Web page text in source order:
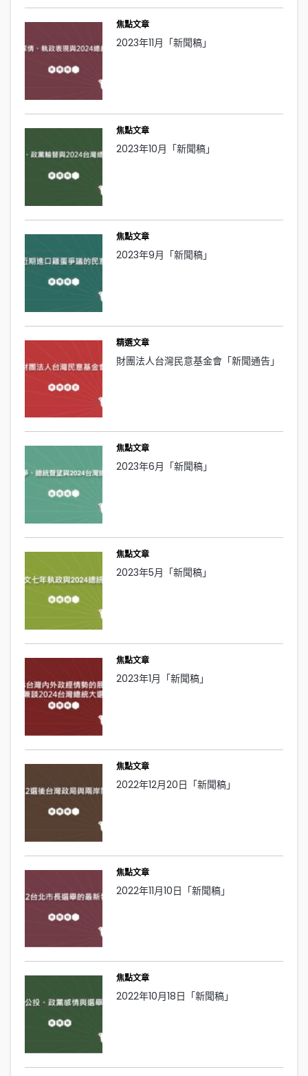
焦點文章
2023年11月「新聞稿」
焦點文章
2023年10月「新聞稿」
焦點文章
2023年9月「新聞稿」
精選文章
財團法人台灣民意基金會「新聞通告」
焦點文章
2023年6月「新聞稿」
焦點文章
2023年5月「新聞稿」
焦點文章
2023年1月「新聞稿」
焦點文章
2022年12月20日「新聞稿」
焦點文章
2022年11月10日「新聞稿」
焦點文章
2022年10月18日「新聞稿」